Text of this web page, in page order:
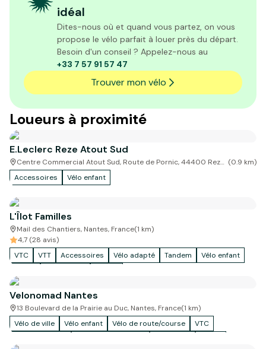
idéal
Dites-nous où et quand vous partez, on vous
propose le vélo parfait à louer près du départ.
Besoin d'un conseil ? Appelez-nous au
+33 7 57 91 57 47
Trouver mon vélo
Loueurs à proximité
E.Leclerc Reze Atout Sud
Centre Commercial Atout Sud, Route de Pornic, 44400 Rezé,
France
(0.9 km)
Accessoires
Vélo enfant
L'Îlot Familles
Mail des Chantiers, Nantes, France(1 km)
4,7 (28 avis)
VTC
VTT Accessoires Vélo adapté Tandem
Vélo enfant
Velonomad Nantes
13 Boulevard de la Prairie au Duc, Nantes, France(1 km)
Vélo de ville
Vélo enfant Vélo de route/course
VTC